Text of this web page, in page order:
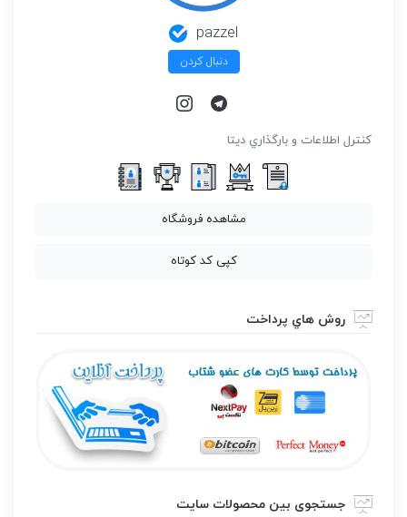
pazzel
دنبال کردن
كنترل اطلاعات و بارگذاري ديتا
مشاهده فروشگاه
کپی کد کوتاه
روش هاي پرداخت
جستجوی بین محصولات سایت